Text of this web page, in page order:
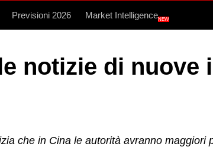
Previsioni 2026 Market IntelligenceNEW
notizie di
che in Cina le autorità avranno maggiori